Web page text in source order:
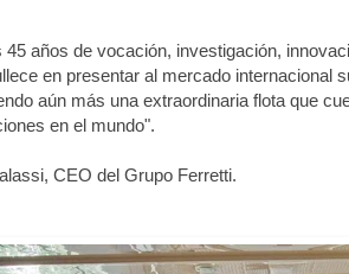
45 años de vocación, investigación,
en presentar al mercado internacional
aún más una extraordinaria flota que
en el mundo".
CEO del Grupo Ferretti.